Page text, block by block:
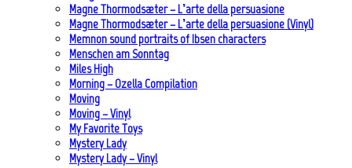
Magne Thormodsæter – L’arte della persuasione
Magne Thormodsæter – L’arte della persuasione (Vinyl)
Memnon sound portraits of Ibsen characters
Menschen am Sonntag
Miles High
Morning – Ozella Compilation
Moving
Moving – Vinyl
My Favorite Toys
Mystery Lady
Mystery Lady – Vinyl